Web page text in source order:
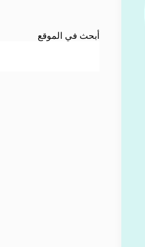
أبحث في الموقع